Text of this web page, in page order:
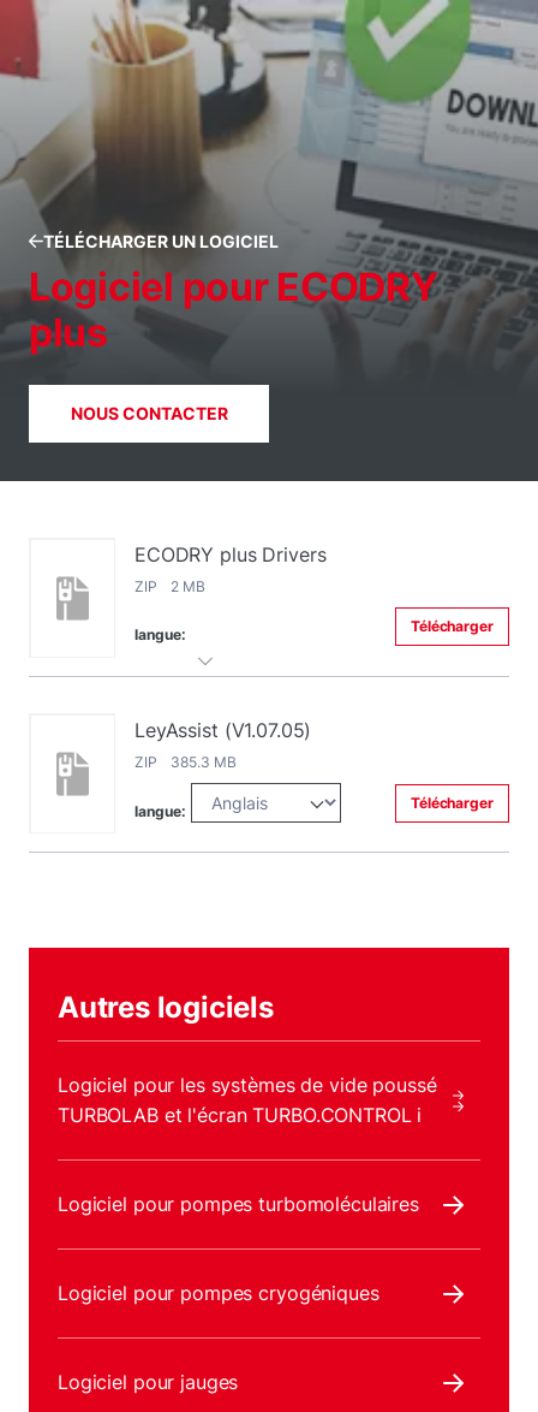
TÉLÉCHARGER UN LOGICIEL
Logiciel pour ECODRY
plus
NOUS CONTACTER
ECODRY plus Drivers
ZIP 2 MB
langue: Télécharger
LeyAssist (V1.07.05)
ZIP 385.3 MB
langue: Télécharger
Autres logiciels
Logiciel pour les systèmes de vide poussé
TURBOLAB et l'écran TURBO.CONTROL i
Logiciel pour pompes turbomoléculaires
Logiciel pour pompes cryogéniques
Logiciel pour jauges